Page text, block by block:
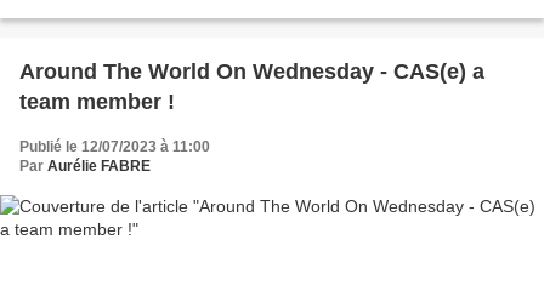
Around The World On Wednesday - CAS(e) a
team member !
Publié le 12/07/2023 à 11:00
Par Aurélie FABRE